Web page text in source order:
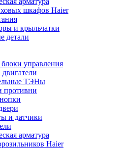
шкафов Haier
и крыльчатки
детали
управления
ТЭНы
противни
и датчики
арматура
Haier